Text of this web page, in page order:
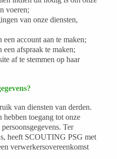
voeren;
van onze diensten,
account aan te maken;
afspraak te maken;
af te stemmen op haar
van diensten van derden.
toegang tot onze
Ter
heeft SCOUTING PSG met
verwerkersovereenkomst